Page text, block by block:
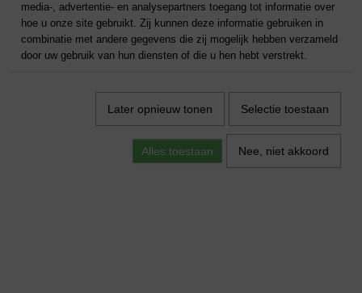
media-, advertentie- en analysepartners toegang tot informatie over
hoe u onze site gebruikt. Zij kunnen deze informatie gebruiken in
combinatie met andere gegevens die zij mogelijk hebben verzameld
door uw gebruik van hun diensten of die u hen hebt verstrekt.
Later opnieuw tonen Selectie toestaan
Alles toestaan Nee, niet akkoord